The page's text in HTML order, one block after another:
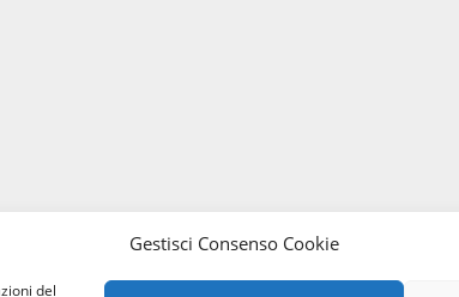
Gestisci Consenso Cookie
del